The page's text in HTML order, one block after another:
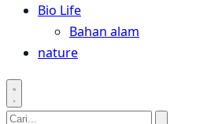
Bio Life
Bahan alam
nature